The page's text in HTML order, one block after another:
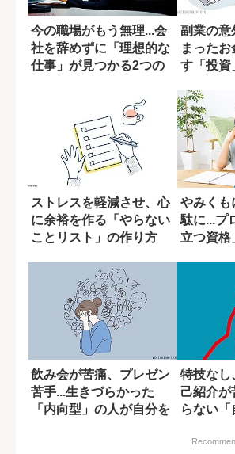
今の職場がもう無理...会
社を辞めずに「理想的な
仕事」が見つかる2つの
副業の意
まった
す「投資
ストレスを軽減させ、心
に余裕を作る「やらない
ことリスト」の作り方
やみくも
駄に...プ
立つ資格
飲み会が苦痛、プレゼン
苦手...生きづらかった
「内向型」の人が自分を
特技な
己紹介が
らない